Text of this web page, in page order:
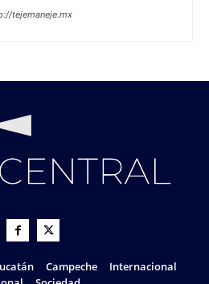
tejemaneje.mx
Campeche
Internacional